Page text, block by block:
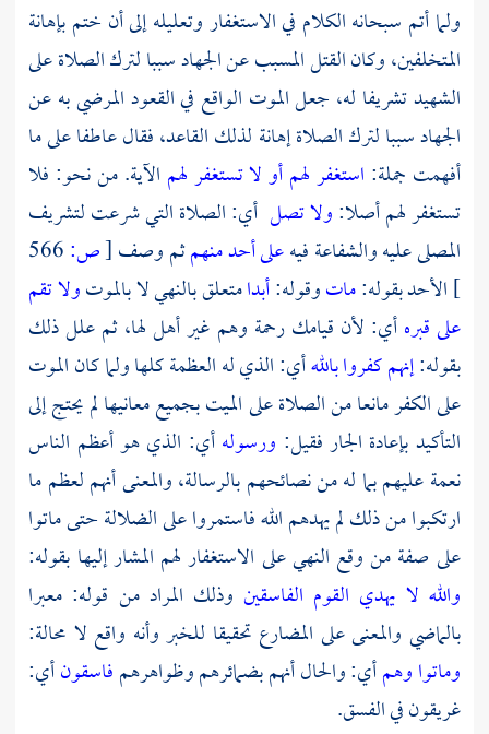
ولما أتم سبحانه الكلام في الاستغفار وتعليله إلى أن ختم بإهانة
المتخلفين، وكان القتل المسبب عن الجهاد سببا لترك الصلاة على
الشهيد تشريفا له، جعل الموت الواقع في القعود المرضي به عن
الجهاد سببا لترك الصلاة إهانة لذلك القاعد، فقال عاطفا على ما
أفهمت جملة: استغفر لهم أو لا تستغفر لهم الآية. من نحو: فلا
تستغفر لهم أصلا:ولا تصل أي: الصلاة التي شرعت لتشريف
المصلى عليه والشفاعة فيهعلى أحد منهمثم وصف[ص:566
]الأحد بقوله:ماتوقوله:أبدامتعلق بالنهي لا بالموتولا تقم
على قبرهأي: لأن قيامك رحمة وهم غير أهل لها، ثم علل ذلك
بقوله:إنهم كفروا باللهأي: الذي له العظمة كلها ولما كان الموت
على الكفر مانعا من الصلاة على الميت بجميع معانيها لم يحتج إلى
التأكيد بإعادة الجار فقيل: ورسولهأي: الذي هو أعظم الناس
نعمة عليهم بما له من نصائحهم بالرسالة، والمعنى أنهم لعظم ما
ارتكبوا من ذلك لم يهدهم الله فاستمروا على الضلالة حتى ماتوا
على صفة من وقع النهي على الاستغفار لهم المشار إليها بقوله:
والله لا يهدي القوم الفاسقين وذلك المراد من قوله: معبرا
بالماضي والمعنى على المضارع تحقيقا للخبر وأنه واقع لا محالة:
وماتوا وهمأي: والحال أنهم بضمائرهم وظواهرهمفاسقونأي:
غريقون في الفسق.